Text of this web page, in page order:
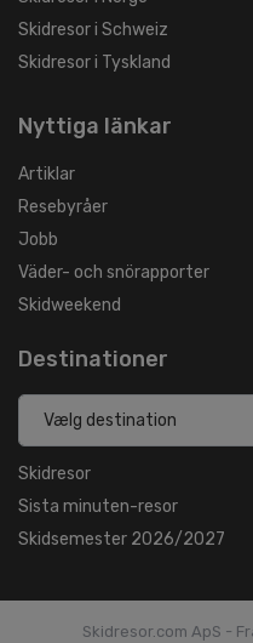
Skidresor i Schweiz
Skidresor i Tyskland
Nyttiga länkar
Artiklar
Resebyråer
Jobb
Väder- och snörapporter
Skidweekend
Destinationer
Skidresor
Sista minuten-resor
Skidsemester 2026/2027
Skidresor.com ApS -